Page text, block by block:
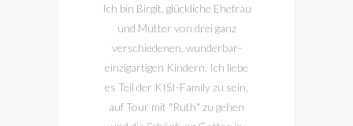
Ich bin Birgit, glückliche Ehefrau
und Mutter von drei ganz
verschiedenen, wunderbar-
einzigartigen Kindern. Ich liebe
es Teil der KISI-Family zu sein,
auf Tour mit "Ruth" zu gehen